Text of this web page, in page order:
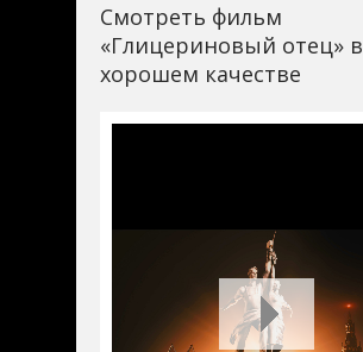
Смотреть фильм
«Глицериновый отец» в
хорошем качестве